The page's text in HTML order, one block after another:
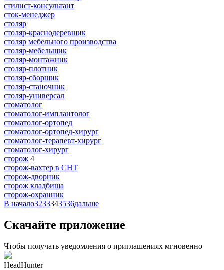
стилист-консультант
сток-менеджер
столяр
столяр-краснодеревщик
столяр мебельного производства
столяр-мебельщик
столяр-монтажник
столяр-плотник
столяр-сборщик
столяр-станочник
столяр-универсал
стоматолог
стоматолог-имплантолог
стоматолог-ортопед
стоматолог-ортопед-хирург
стоматолог-терапевт-хирург
стоматолог-хирург
сторож 4
сторож-вахтер в СНТ
сторож-дворник
сторож кладбища
сторож-охранник
В начало3233343536дальше
Скачайте приложение
Чтобы получать уведомления о приглашениях мгновенно
HeadHunter